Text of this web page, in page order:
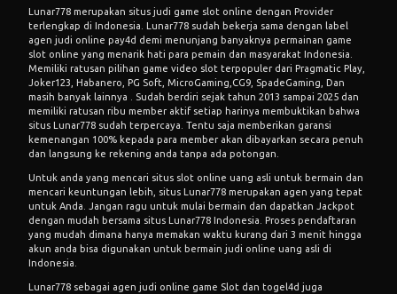
Lunar778 merupakan situs judi game slot online dengan Provider
terlengkap di Indonesia. Lunar778 sudah bekerja sama dengan label
agen judi online pay4d demi menunjang banyaknya permainan game
slot online yang menarik hati para pemain dan masyarakat Indonesia.
Memiliki ratusan pilihan game video slot terpopuler dari Pragmatic Play,
Joker123, Habanero, PG Soft, MicroGaming,CG9, SpadeGaming, Dan
masih banyak lainnya . Sudah berdiri sejak tahun 2013 sampai 2025 dan
memiliki ratusan ribu member aktif setiap harinya membuktikan bahwa
situs Lunar778 sudah terpercaya. Tentu saja memberikan garansi
kemenangan 100% kepada para member akan dibayarkan secara penuh
dan langsung ke rekening anda tanpa ada potongan.
Untuk anda yang mencari situs slot online uang asli untuk bermain dan
mencari keuntungan lebih, situs Lunar778 merupakan agen yang tepat
untuk Anda. Jangan ragu untuk mulai bermain dan dapatkan Jackpot
dengan mudah bersama situs Lunar778 Indonesia. Proses pendaftaran
yang mudah dimana hanya memakan waktu kurang dari 3 menit hingga
akun anda bisa digunakan untuk bermain judi online uang asli di
Indonesia.
Lunar778 sebagai agen judi online game Slot dan togel4d juga